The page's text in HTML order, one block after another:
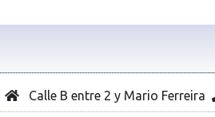
Calle B entre 2 y Mario Ferreira